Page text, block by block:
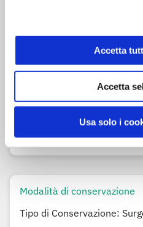
Accetta
Accetta
Usa solo i
Aroma naturale dipesce
Pepe bianco
Può contenere
sedano, soia e senape
Modalità di conservazione
Tipo di Conservazione: